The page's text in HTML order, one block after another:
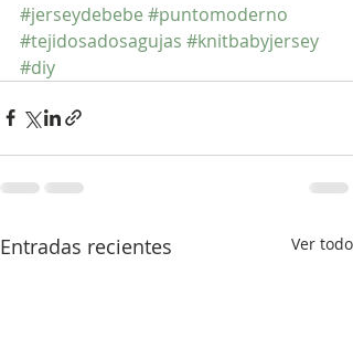
#jerseydebebe #puntomoderno
#tejidosadosagujas #knitbabyjersey
#diy
Entradas recientes Ver todo